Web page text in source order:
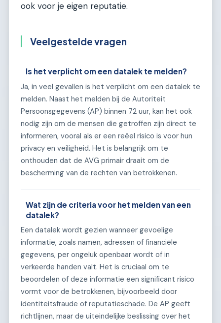
ook voor je eigen reputatie.
Veelgestelde vragen
Is het verplicht om een datalek te melden?
Ja, in veel gevallen is het verplicht om een datalek te
melden. Naast het melden bij de Autoriteit
Persoonsgegevens (AP) binnen 72 uur, kan het ook
nodig zijn om de mensen die getroffen zijn direct te
informeren, vooral als er een reëel risico is voor hun
privacy en veiligheid. Het is belangrijk om te
onthouden dat de AVG primair draait om de
bescherming van de rechten van betrokkenen.
Wat zijn de criteria voor het melden van een
datalek?
Een datalek wordt gezien wanneer gevoelige
informatie, zoals namen, adressen of financiële
gegevens, per ongeluk openbaar wordt of in
verkeerde handen valt. Het is cruciaal om te
beoordelen of deze informatie een significant risico
vormt voor de betrokkenen, bijvoorbeeld door
identiteitsfraude of reputatieschade. De AP geeft
richtlijnen, maar de uiteindelijke beslissing over het